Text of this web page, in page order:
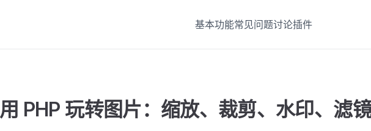
基本功能常见问题讨论插件
用 PHP 玩转图片：缩放、裁剪、水印、滤